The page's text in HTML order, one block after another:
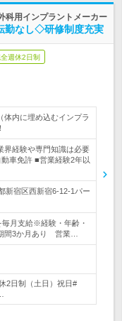
科用インプラントメーカー
勤なし◇研修制度充実
週休2日制
体内に埋め込むインプラ
界経験や専門知識は必要
車免許 ■営業経験2年以
新宿区西新宿6-12-1パー
月支給※経験・年齢・
間3か月あり 営業…
2日制（土日）祝日#